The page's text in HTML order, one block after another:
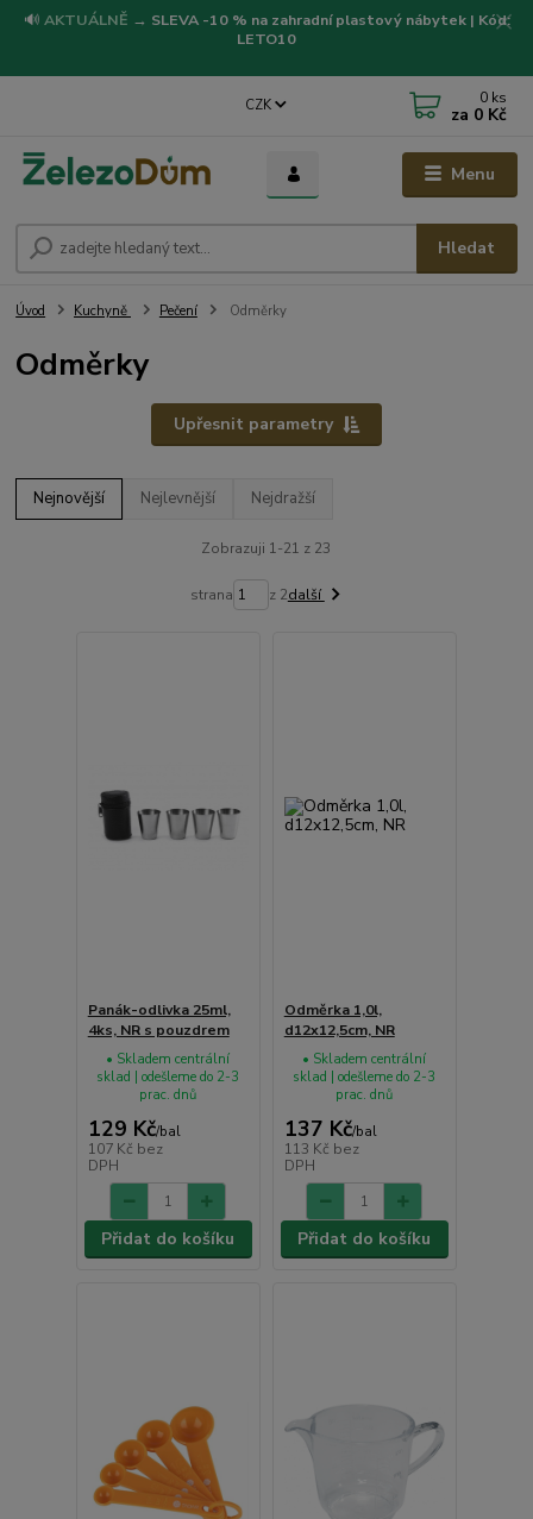
🔊 AKTUÁLNĚ → SLEVA -10 % na zahradní plastový nábytek | Kód:
LETO10
Menu
CZK
Hledat
0 ks
za 0 Kč
Úvod Kuchyně Pečení Odměrky
Odměrky
Upřesnit parametry
Nejnovější Nejlevnější Nejdražší
Zobrazuji 1-21 z 23
strana z 2další
Panák-odlivka 25ml,
4ks, NR s pouzdrem
129 Kč/bal
107 Kč bez
DPH
• Skladem centrální
sklad | odešleme do 2-3
prac. dnů
Přidat do košíku
Odměrka 1,0l,
d12x12,5cm, NR
137 Kč/bal
113 Kč bez
DPH
• Skladem centrální
sklad | odešleme do 2-3
prac. dnů
Přidat do košíku